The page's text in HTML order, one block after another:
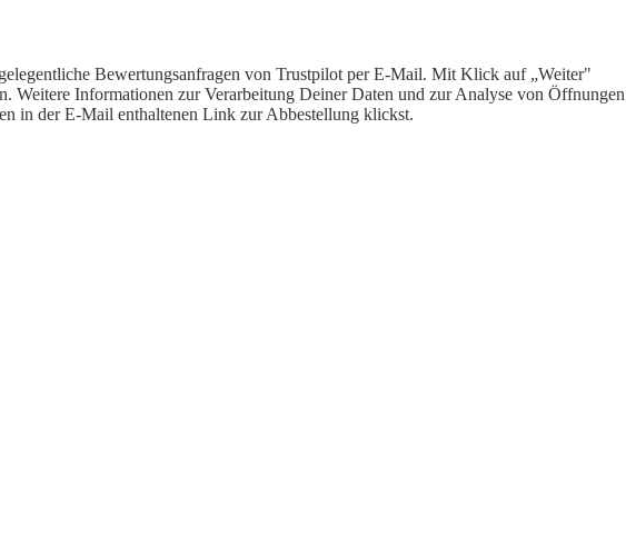
Bewertungsanfragen von Trustpilot per E-Mail. Mit Klick auf „Weiter"
Informationen zur Verarbeitung Deiner Daten und zur Analyse von Öffnungen
in der E-Mail enthaltenen Link zur Abbestellung klickst.